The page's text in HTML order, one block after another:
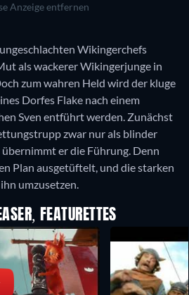
Anzeige entfernen
Wikingerchefs
als wackerer Wikingerjunge in
zum wahren Held wird der kluge
Dorfes Flake nach einem
Sven entführt werden. Zunächst
zwar nur als blinder
übernimmt er die Führung. Denn
Plan ausgetüftelt, und die starken
umzusetzen.
FEATURETTES